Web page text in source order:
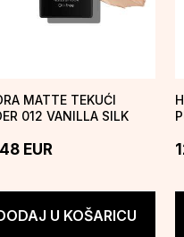
MATTE TEKUĆI
012 VANILLA SILK
EUR
U KOŠARICU